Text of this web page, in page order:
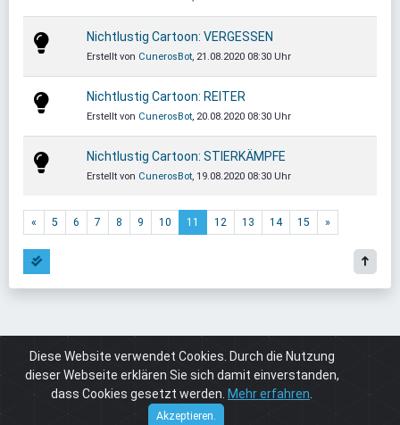
Nichtlustig Cartoon: VERGESSEN
Erstellt von CunerosBot, 21.08.2020 08:30 Uhr
Nichtlustig Cartoon: REITER
Erstellt von CunerosBot, 20.08.2020 08:30 Uhr
Nichtlustig Cartoon: STIERKÄMPFE
Erstellt von CunerosBot, 19.08.2020 08:30 Uhr
« 5 6 7 8 9 10 11 12 13 14 15 »
Board Cuneros.de Kommentare
Diese Website verwendet Cookies. Durch die Nutzung
dieser Webseite erklären Sie sich damit einverstanden,
dass Cookies gesetzt werden. Mehr erfahren
Akzeptieren.